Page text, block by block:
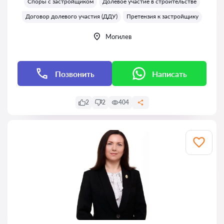
Договор долевого участия (ДДУ)
Претензия к застройщику
Могилев
Позвонить Написать
2 2 404